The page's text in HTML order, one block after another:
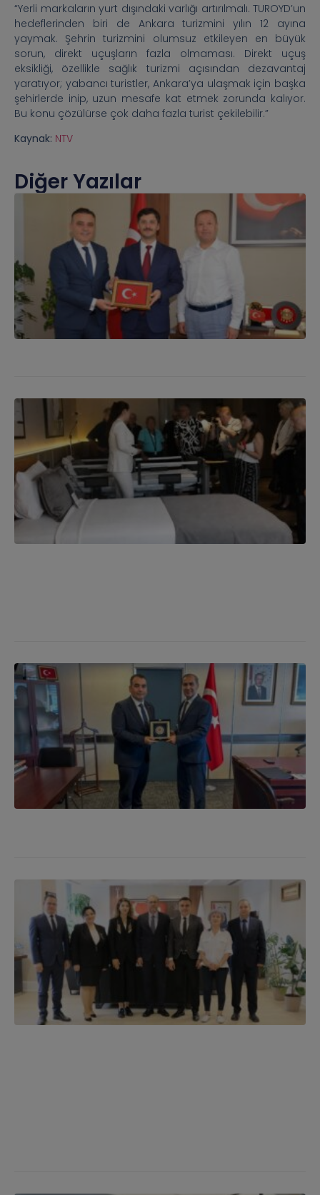
“Yerli markaların yurt dışındaki varlığı artırılmalı. TUROYD’un
hedeflerinden biri de Ankara turizmini yılın 12 ayına
yaymak. Şehrin turizmini olumsuz etkileyen en büyük
sorun, direkt uçuşların fazla olmaması. Direkt uçuş
eksikliği, özellikle sağlık turizmi açısından dezavantaj
yaratıyor; yabancı turistler, Ankara’ya ulaşmak için başka
şehirlerde inip, uzun mesafe kat etmek zorunda kalıyor.
Bu konu çözülürse çok daha fazla turist çekilebilir.”
Kaynak: NTV
Diğer Yazılar